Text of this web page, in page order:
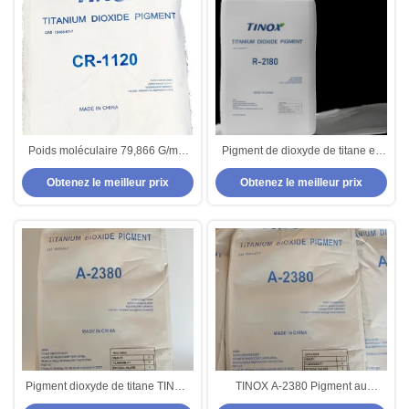
Poids moléculaire 79,866 G/mol
pour le pigment au dioxyde de
titane - Protection UV
Obtenez le meilleur prix
Pigment de dioxyde de titane en
poudre blanche pour applications
multiples Point d'ébullition 2960
°C
Obtenez le meilleur prix
Pigment dioxyde de titane TINOX
A-2380 avec haute blancheur et
TINOX A-2380 Pigment au
dioxyde de titane pour caoutchouc